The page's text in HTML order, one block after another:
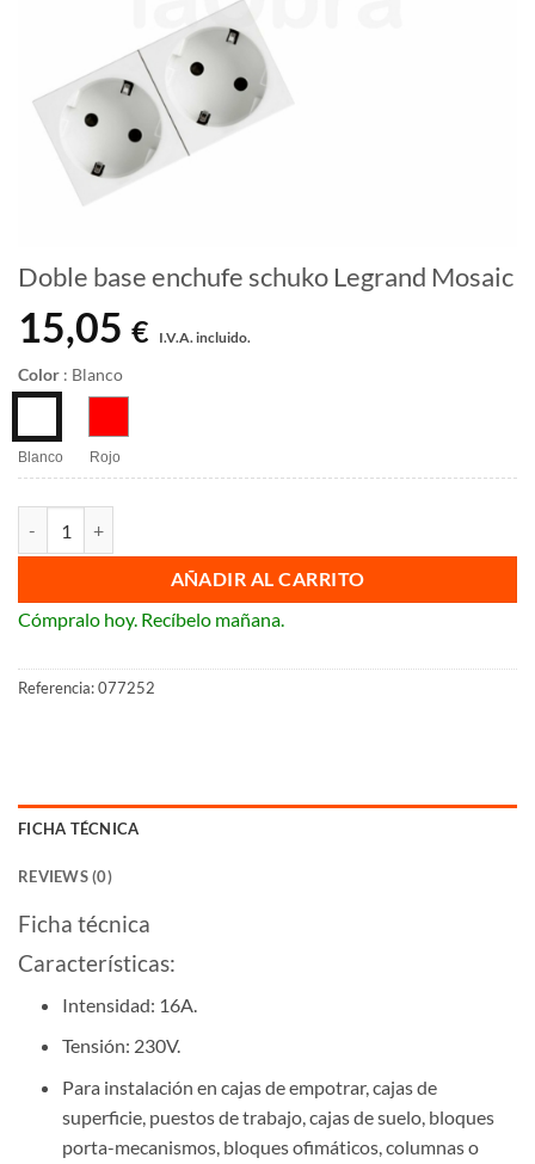
Doble base enchufe schuko Legrand Mosaic
15,05 € I.V.A. incluido.
Color : Blanco
Blanco Rojo
AÑADIR AL CARRITO
Cómpralo hoy. Recíbelo mañana.
Referencia:077252
FICHA TÉCNICA
REVIEWS (0)
Ficha técnica
Características:
Intensidad: 16A.
Tensión: 230V.
Para instalación en cajas de empotrar, cajas de
superficie, puestos de trabajo, cajas de suelo, bloques
porta-mecanismos, bloques ofimáticos, columnas o